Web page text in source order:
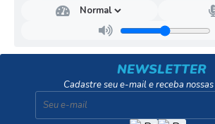
NEWSLETTER
Cadastre seu e-mail e receba